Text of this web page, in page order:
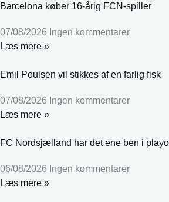
Barcelona køber 16-årig FCN-spiller
07/08/2026 Ingen kommentarer
Læs mere »
Emil Poulsen vil stikkes af en farlig fisk
07/08/2026 Ingen kommentarer
Læs mere »
FC Nordsjælland har det ene ben i
06/08/2026 Ingen kommentarer
Læs mere »